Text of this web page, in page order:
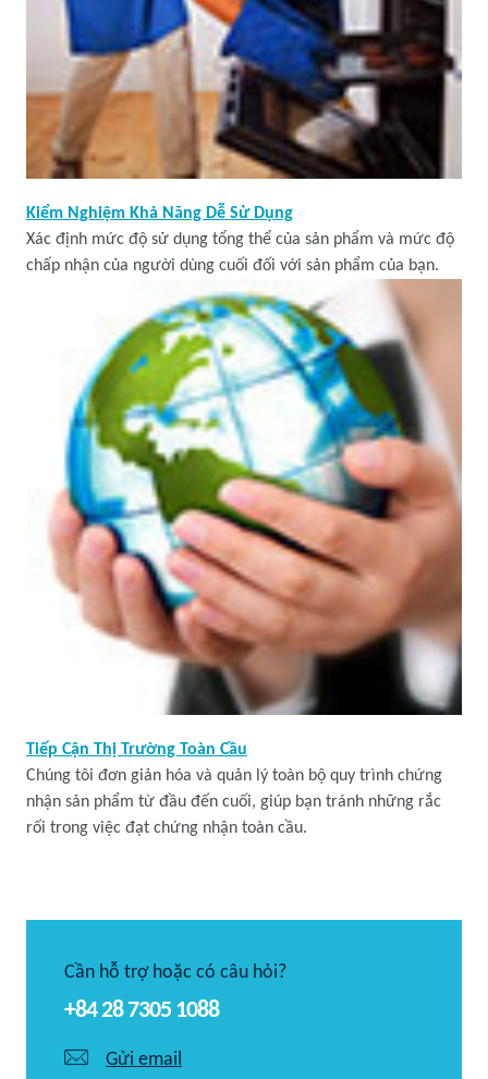
Kiểm Nghiệm Khả Năng Dễ Sử Dụng
Xác định mức độ sử dụng tổng thể của sản phẩm và mức độ
chấp nhận của người dùng cuối đối với sản phẩm của bạn.
Tiếp Cận Thị Trường Toàn Cầu
Chúng tôi đơn giản hóa và quản lý toàn bộ quy trình chứng
nhận sản phẩm từ đầu đến cuối, giúp bạn tránh những rắc
rối trong việc đạt chứng nhận toàn cầu.
Cần hỗ trợ hoặc có câu hỏi?
+84 28 7305 1088
Gửi email